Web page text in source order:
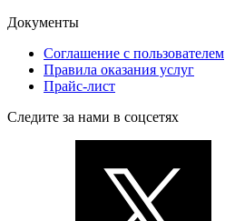
Документы
Соглашение с пользователем
Правила оказания услуг
Прайс-лист
Следите за нами в соцсетях